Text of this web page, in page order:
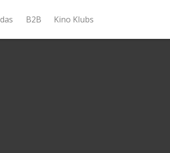
B2B Kino Klubs